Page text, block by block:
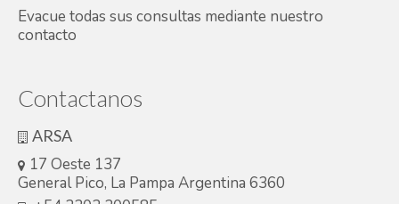
Evacue todas sus consultas mediante nuestro
contacto
Contactanos
ARSA
17 Oeste 137
General Pico, La Pampa Argentina 6360